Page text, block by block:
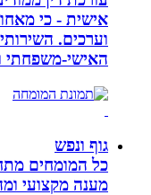
אישית - כי
וערכים. השירותים
האישי-משפחתי
גוף ונפש
כל המומחים
מענה מקצועי